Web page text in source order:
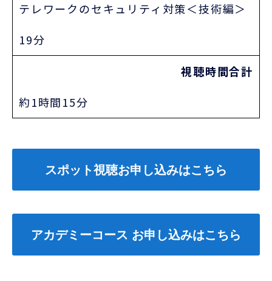
テレワークのセキュリティ対策＜技術編＞
19分
視聴時間合計
約1時間15分
スポット視聴お申し込みはこちら
アカデミーコース お申し込みはこちら